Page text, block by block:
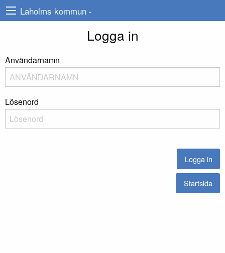
Laholms kommun -
Logga in
Användarnamn
Lösenord